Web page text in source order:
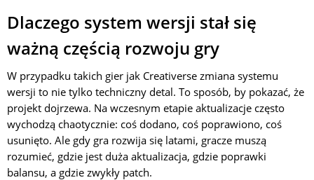
Dlaczego system wersji stał się
ważną częścią rozwoju gry
W przypadku takich gier jak Creativerse zmiana systemu
wersji to nie tylko techniczny detal. To sposób, by pokazać, że
projekt dojrzewa. Na wczesnym etapie aktualizacje często
wychodzą chaotycznie: coś dodano, coś poprawiono, coś
usunięto. Ale gdy gra rozwija się latami, gracze muszą
rozumieć, gdzie jest duża aktualizacja, gdzie poprawki
balansu, a gdzie zwykły patch.